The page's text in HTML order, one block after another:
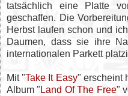
tatsächlich eine Platte
geschaffen. Die
Herbst laufen schon und
Daumen, dass sie ihre
internationalen Parkett
Mit "Take It Easy" erscheint
Album "Land Of The Free"